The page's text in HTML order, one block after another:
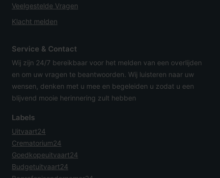
Veelgestelde Vragen
Klacht melden
Service & Contact
Wij zijn 24/7 bereikbaar voor het melden van een overlijden
en om uw vragen te beantwoorden. Wij luisteren naar uw
wensen, denken met u mee en begeleiden u zodat u een
blijvend mooie herinnering zult hebben
Labels
Uitvaart24
Crematorium24
Goedkopeuitvaart24
Budgetuitvaart24